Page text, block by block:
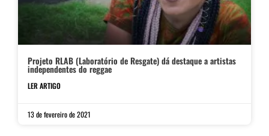
Projeto RLAB (Laboratório de Resgate) dá destaque a artistas
independentes do reggae
LER ARTIGO
13 de fevereiro de 2021